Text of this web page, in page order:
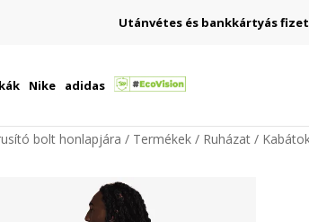
Utánvétes és bankkártyás
Nike adidas
bolt honlapjára Termékek Ruházat